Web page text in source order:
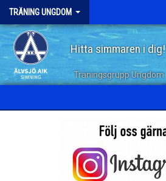
TRÄNING UNGDOM
Hitta simmaren i dig!
Träningsgrupp Ungdom
TERMINSPLANERING